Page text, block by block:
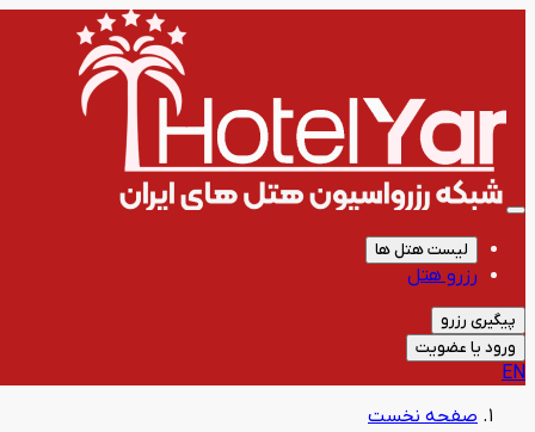
لیست هتل ها
رزرو هتل
پیگیری رزرو
ورود یا عضویت
EN
صفحه نخست